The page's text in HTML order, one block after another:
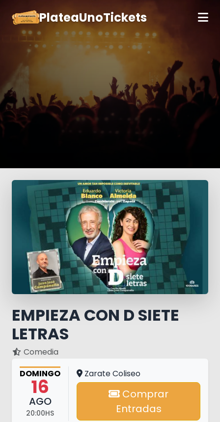
PlateaUnoTickets
EMPIEZA CON D SIETE
LETRAS
Comedia
DOMINGO
16
AGO
20:00HS
Zarate Coliseo
Comprar
Entradas